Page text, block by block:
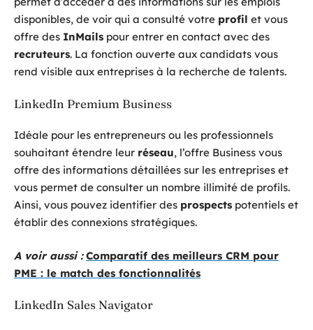
disponibles, de voir qui a consulté votre profil et vous
offre des InMails pour entrer en contact avec des
recruteurs. La fonction ouverte aux candidats vous
rend visible aux entreprises à la recherche de talents.
LinkedIn Premium Business
Idéale pour les entrepreneurs ou les professionnels
souhaitant étendre leur réseau, l’offre Business vous
offre des informations détaillées sur les entreprises et
vous permet de consulter un nombre illimité de profils.
Ainsi, vous pouvez identifier des prospects potentiels et
établir des connexions stratégiques.
A voir aussi : Comparatif des meilleurs CRM pour
PME : le match des fonctionnalités
LinkedIn Sales Navigator